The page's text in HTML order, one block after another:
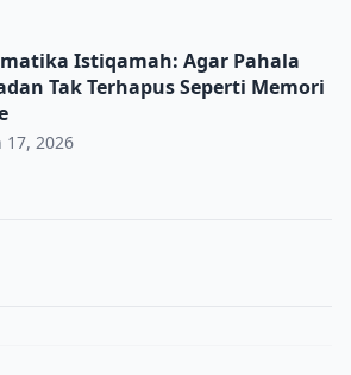
Agar Pahala Ramadan Tak
Istiqamah: Agar Pahala
Tak Terhapus Seperti Memori
17, 2026